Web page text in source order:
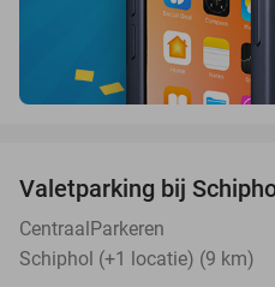
Valetparking bij
CentraalParkeren
Schiphol (+1 locatie) (9 km)